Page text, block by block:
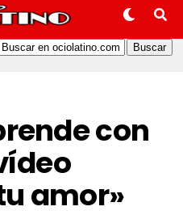
con
amor»